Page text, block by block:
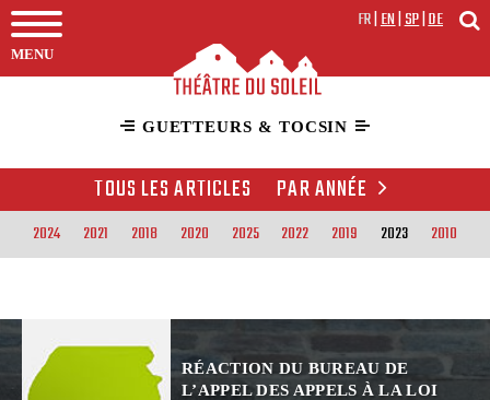
MENU
FR|EN|SP|DE
GUETTEURS & TOCSIN
TOUS LES ARTICLES PAR ANNÉE
2024 2021 2018 2020 2025 2022 2019 2023 2010
RÉACTION DU BUREAU DE
L’APPEL DES APPELS À LA LOI